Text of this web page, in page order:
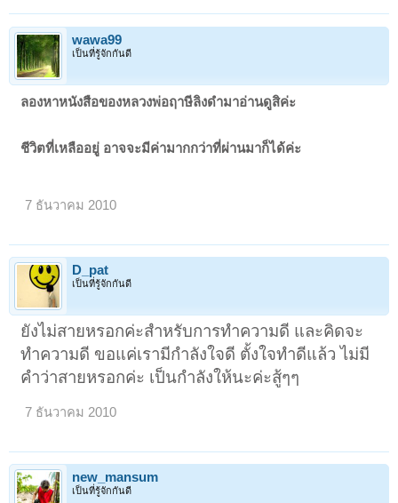
wawa99
เป็นที่รู้จักกันดี
ลองหาหนังสือของหลวงพ่อฤาษีลิงดำมาอ่านดูสิค่ะ
ชีวิตที่เหลืออยู่ อาจจะมีค่ามากกว่าที่ผ่านมาก็ได้ค่ะ
7 ธันวาคม 2010
D_pat
เป็นที่รู้จักกันดี
ยังไม่สายหรอกค่ะสำหรับการทำความดี และคิดจะ
ทำความดี ขอแค่เรามีกำลังใจดี ตั้งใจทำดีแล้ว ไม่มี
คำว่าสายหรอกค่ะ เป็นกำลังให้นะค่ะสู้ๆๆ
7 ธันวาคม 2010
new_mansum
เป็นที่รู้จักกันดี